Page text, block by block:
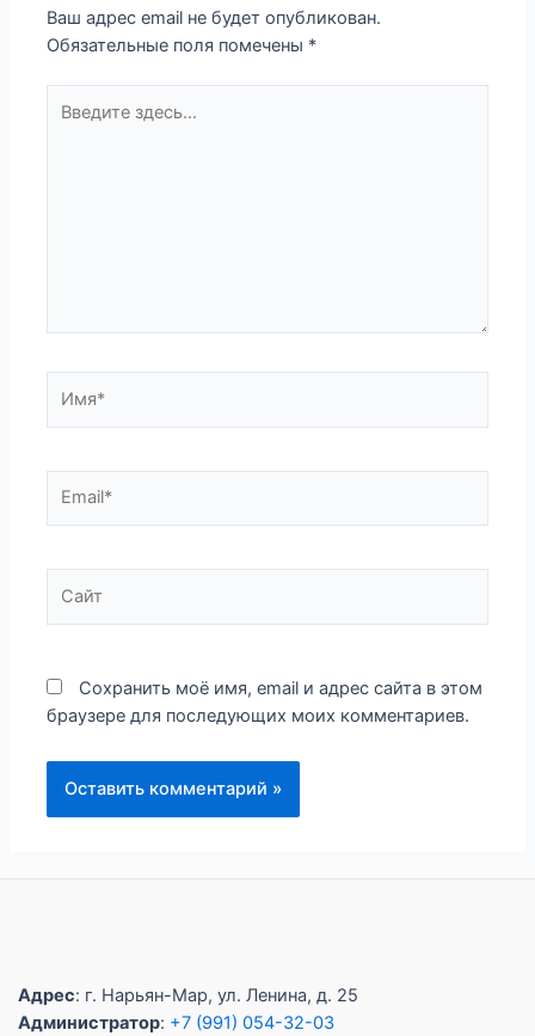
Ваш адрес email не будет опубликован.
Обязательные поля помечены *
здесь...
Сохранить моё имя, email и адрес сайта в этом
браузере для последующих моих комментариев.
Адрес: г. Нарьян-Мар, ул. Ленина, д. 25
Администратор: +7 (991) 054-32-03